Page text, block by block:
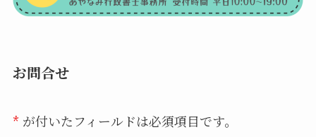
お問合せ
* が付いたフィールドは必須項目です。